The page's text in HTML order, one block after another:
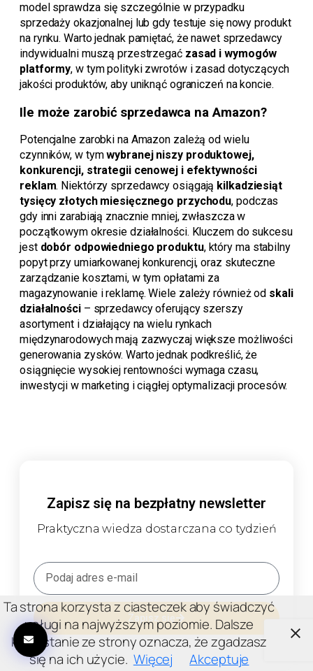
model sprawdza się szczególnie w przypadku
sprzedaży okazjonalnej lub gdy testuje się nowy produkt
na rynku. Warto jednak pamiętać, że nawet sprzedawcy
indywidualni muszą przestrzegać zasad i wymogów
platformy, w tym polityki zwrotów i zasad dotyczących
jakości produktów, aby uniknąć ograniczeń na koncie.
Ile może zarobić sprzedawca na Amazon?
Potencjalne zarobki na Amazon zależą od wielu
czynników, w tymwybranej niszy produktowej,
konkurencji, strategii cenowej i efektywności
reklam. Niektórzy sprzedawcy osiągają kilkadziesiąt
tysięcy złotych miesięcznego przychodu, podczas
gdy inni zarabiają znacznie mniej, zwłaszcza w
początkowym okresie działalności. Kluczem do sukcesu
jest dobór odpowiedniego produktu, który ma stabilny
popyt przy umiarkowanej konkurencji, oraz skuteczne
zarządzanie kosztami, w tym opłatami za
magazynowanie i reklamę. Wiele zależy również od skali
działalności– sprzedawcy oferujący szerszy
asortyment i działający na wielu rynkach
międzynarodowych mają zazwyczaj większe możliwości
generowania zysków. Warto jednak podkreślić, że
osiągnięcie wysokiej rentowności wymaga czasu,
inwestycji w marketing i ciągłej optymalizacji procesów.
Zapisz się na bezpłatny newsletter
Praktyczna wiedza dostarczana co tydzień
Zapisz się
Ta strona korzysta z ciasteczek aby świadczyć
usługi na najwyższym poziomie. Dalsze
korzystanie ze strony oznacza, że zgadzasz
się na ich użycie. Więcej Akceptuje